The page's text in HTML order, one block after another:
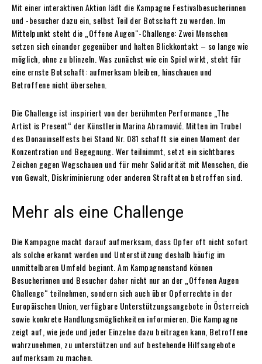
Mit einer interaktiven Aktion lädt die Kampagne Festivalbesucherinnen
und -besucher dazu ein, selbst Teil der Botschaft zu werden. Im
Mittelpunkt steht die „Offene Augen“-Challenge: Zwei Menschen
setzen sich einander gegenüber und halten Blickkontakt – so lange wie
möglich, ohne zu blinzeln. Was zunächst wie ein Spiel wirkt, steht für
eine ernste Botschaft: aufmerksam bleiben, hinschauen und
Betroffene nicht übersehen.
Die Challenge ist inspiriert von der berühmten Performance „The
Artist is Present“ der Künstlerin Marina Abramović. Mitten im Trubel
des Donauinselfests bei Stand Nr. 081 schafft sie einen Moment der
Konzentration und Begegnung. Wer teilnimmt, setzt ein sichtbares
Zeichen gegen Wegschauen und für mehr Solidarität mit Menschen, die
von Gewalt, Diskriminierung oder anderen Straftaten betroffen sind.
Mehr als eine Challenge
Die Kampagne macht darauf aufmerksam, dass Opfer oft nicht sofort
als solche erkannt werden und Unterstützung deshalb häufig im
unmittelbaren Umfeld beginnt. Am Kampagnenstand können
Besucherinnen und Besucher daher nicht nur an der „Offenen Augen
Challenge“ teilnehmen, sondern sich auch über Opferrechte in der
Europäischen Union, verfügbare Unterstützungsangebote in Österreich
sowie konkrete Handlungsmöglichkeiten informieren. Die Kampagne
zeigt auf, wie jede und jeder Einzelne dazu beitragen kann, Betroffene
wahrzunehmen, zu unterstützen und auf bestehende Hilfsangebote
aufmerksam zu machen.